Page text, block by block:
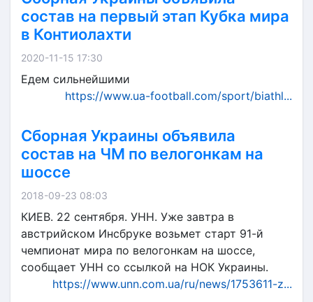
состав на первый этап Кубка мира
в Контиолахти
2020-11-15 17:30
Едем сильнейшими
https://www.ua-football.com/sport/biathl...
Сборная Украины объявила
состав на ЧМ по велогонкам на
шоссе
2018-09-23 08:03
КИЕВ. 22 сентября. УНН. Уже завтра в
австрийском Инсбруке возьмет старт 91-й
чемпионат мира по велогонкам на шоссе,
сообщает УНН со ссылкой на НОК Украины.
https://www.unn.com.ua/ru/news/1753611-z...